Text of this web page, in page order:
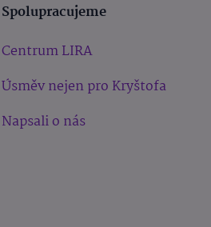
Spolupracujeme
Centrum LIRA
Úsměv nejen pro Kryštofa
Napsali o nás